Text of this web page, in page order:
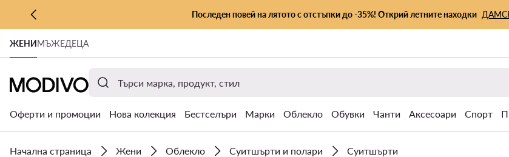
КЪМ ОСНОВНОТО СЪДЪРЖАНИЕ
КЪМ ТЪРСЕНЕ
Последен повей на лятото с отстъпки до -35%! Открий летните находки
ЖЕНИМЪЖЕДЕЦА
Оферти и промоции Нова колекция Бестселъри Марки Облекло Обувки Чанти Аксесоари Спорт
Начална страница Жени Облекло Суитшърти и полари Суитшърти